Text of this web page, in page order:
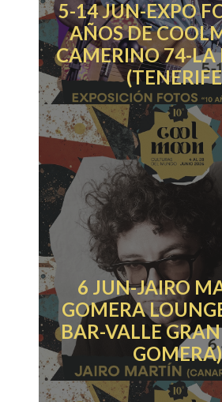
5-14 JUN-EXPO
AÑOS DE
CAMERINO 74-LA
6 JUN-JAIRO
GOMERA
BAR-VALLE
GOMERA)